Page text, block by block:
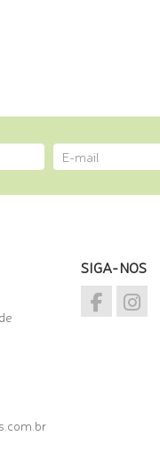
SIGA-NOS